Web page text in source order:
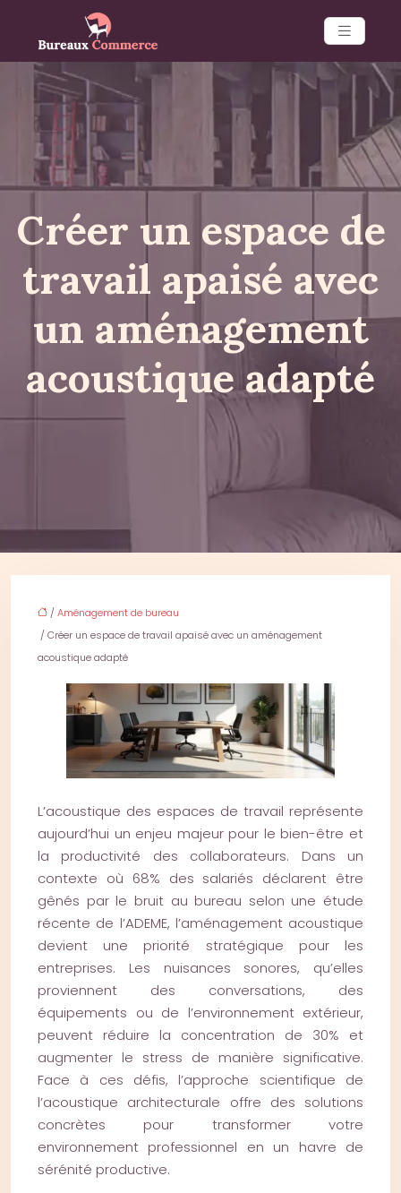
Créer un espace de
travail apaisé avec
un aménagement
acoustique adapté
/Aménagement de bureau
/ Créer un espace de travail apaisé avec un aménagement
acoustique adapté
L’acoustique des espaces de travail représente
aujourd’hui un enjeu majeur pour le bien-être et
la productivité des collaborateurs. Dans un
contexte où 68% des salariés déclarent être
gênés par le bruit au bureau selon une étude
récente de l’ADEME, l’aménagement acoustique
devient une priorité stratégique pour les
entreprises. Les nuisances sonores, qu’elles
proviennent des conversations, des
équipements ou de l’environnement extérieur,
peuvent réduire la concentration de 30% et
augmenter le stress de manière significative.
Face à ces défis, l’approche scientifique de
l’acoustique architecturale offre des solutions
concrètes pour transformer votre
environnement professionnel en un havre de
sérénité productive.